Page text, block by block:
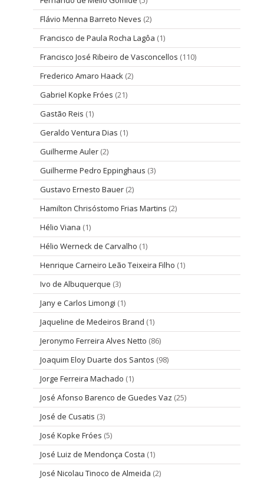
Flávio Menna Barreto Neves (2)
Francisco de Paula Rocha Lagôa (1)
Francisco José Ribeiro de Vasconcellos (110)
Frederico Amaro Haack (2)
Gabriel Kopke Fróes (21)
Gastão Reis (1)
Geraldo Ventura Dias (1)
Guilherme Auler (2)
Guilherme Pedro Eppinghaus (3)
Gustavo Ernesto Bauer (2)
Hamilton Chrisóstomo Frias Martins (2)
Hélio Viana (1)
Hélio Werneck de Carvalho (1)
Henrique Carneiro Leão Teixeira Filho (1)
Ivo de Albuquerque (3)
Jany e Carlos Limongi (1)
Jaqueline de Medeiros Brand (1)
Jeronymo Ferreira Alves Netto (86)
Joaquim Eloy Duarte dos Santos (98)
Jorge Ferreira Machado (1)
José Afonso Barenco de Guedes Vaz (25)
José de Cusatis (3)
José Kopke Fróes (5)
José Luiz de Mendonça Costa (1)
José Nicolau Tinoco de Almeida (2)